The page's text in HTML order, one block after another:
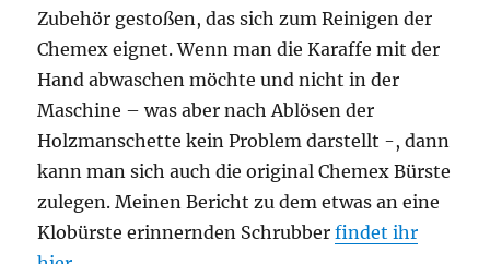
Zubehör gestoßen, das sich zum Reinigen der
Chemex eignet. Wenn man die Karaffe mit der
Hand abwaschen möchte und nicht in der
Maschine – was aber nach Ablösen der
Holzmanschette kein Problem darstellt -, dann
kann man sich auch die original Chemex Bürste
zulegen. Meinen Bericht zu dem etwas an eine
Klobürste erinnernden Schrubberfindet ihr